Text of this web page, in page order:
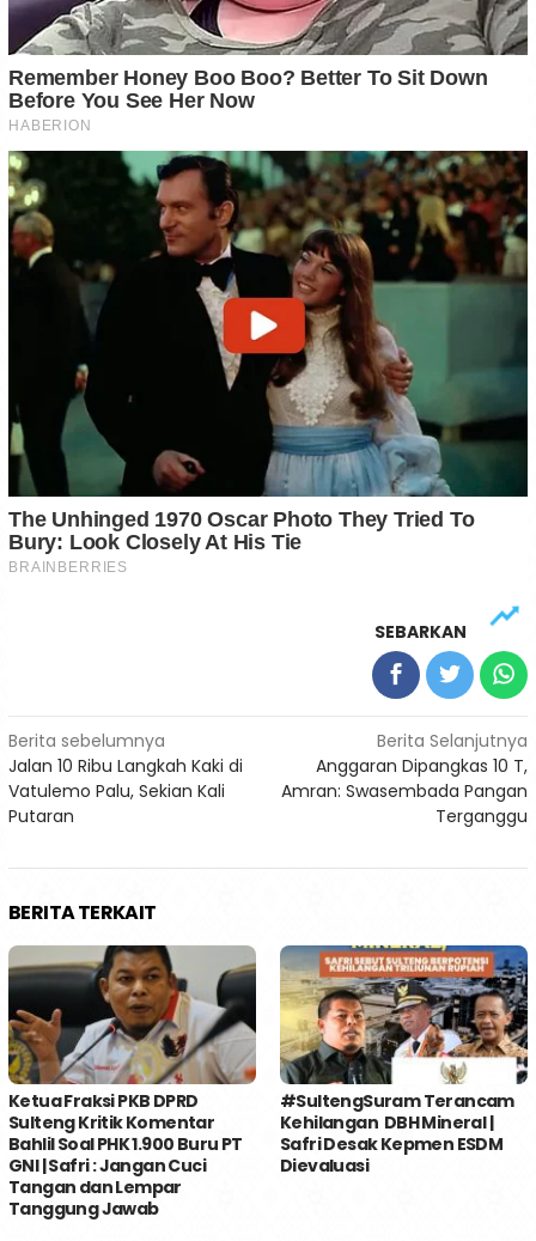
SEBARKAN
Navigasi
pos
Berita sebelumnya
Jalan 10 Ribu Langkah Kaki di
Vatulemo Palu, Sekian Kali
Putaran
Berita Selanjutnya
Anggaran Dipangkas 10 T,
Amran: Swasembada Pangan
Terganggu
BERITA TERKAIT
Ketua Fraksi PKB DPRD
Sulteng Kritik Komentar
Bahlil Soal PHK 1.900 Buru PT
GNI | Safri : Jangan Cuci
Tangan dan Lempar
Tanggung Jawab
#SultengSuram Terancam
Kehilangan DBH Mineral |
Safri Desak Kepmen ESDM
Dievaluasi